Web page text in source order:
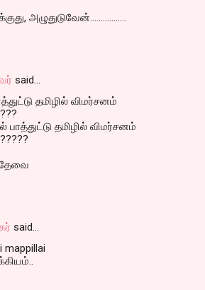
அழுதுடுவேன்.................
said…
தமிழில் விமர்சனம்
பாத்துட்டு தமிழில் விமர்சனம்
said…
mappillai